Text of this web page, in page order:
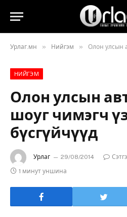
Урлаг.мн » Нийгэм » Олон улсын авто
НИЙГЭМ
Олон улсын
шоуг чимэгч
бүсгүйчүүд
Урлаг 29/08/2014
1 минут уншина